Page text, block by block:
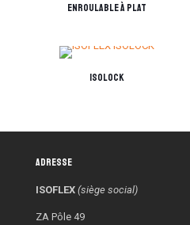
enroulable à plat
ISOLOCK
Adresse
ISOFLEX (siège social)
ZA Pôle 49